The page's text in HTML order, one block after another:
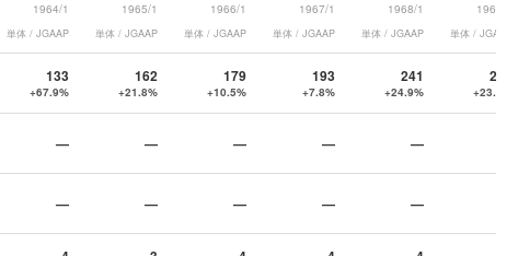
1964/1
単体 / JGAAP
1965/1
単体 / JGAAP
1966/1
単体 / JGAAP
1967/1
単体 / JGAAP
1968/1
単体 / JGAAP
1969/1
単体 / JGAAP
133
+67.9%
162
+21.8%
179
+10.5%
193
+7.8%
241
+24.9%
297
+23.2%
— — — — —
— — — — —